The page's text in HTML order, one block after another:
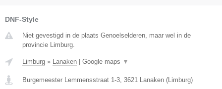
DNF-Style
Niet gevestigd in de plaats Genoelselderen, maar wel in de
provincie Limburg.
Limburg » Lanaken Google maps ▼
Burgemeester Lemmensstraat 1-3 3621 Lanaken ( Limburg)